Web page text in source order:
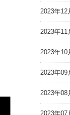
2023年12
2023年11
2023年10
2023年09
2023年08
2023年07